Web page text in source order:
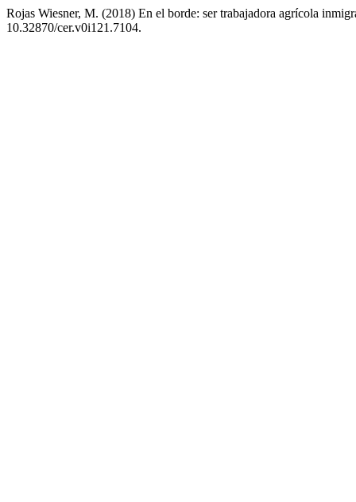
Rojas Wiesner, M. (2018) En el borde: ser trabajadora agrícola
10.32870/cer.v0i121.7104.